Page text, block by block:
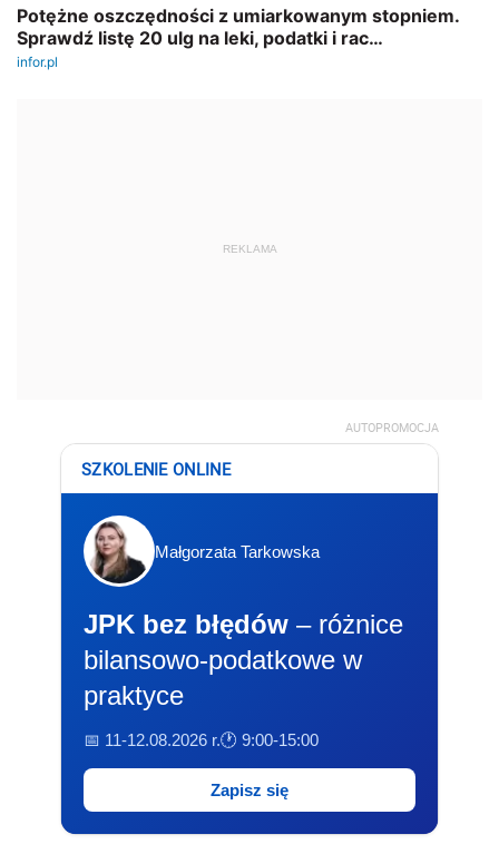
REKLAMA
AUTOPROMOCJA
SZKOLENIE ONLINE
Małgorzata Tarkowska
JPK bez błędów – różnice
bilansowo-podatkowe w
praktyce
📅 11-12.08.2026 r.🕐 9:00-15:00
Zapisz się